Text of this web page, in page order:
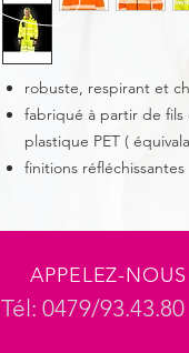
robuste, respirant et
fabriqué à partir de
plastique PET (
finitions réfléchissantes
APPELEZ-NOUS
Tél: 0479/93.43.80